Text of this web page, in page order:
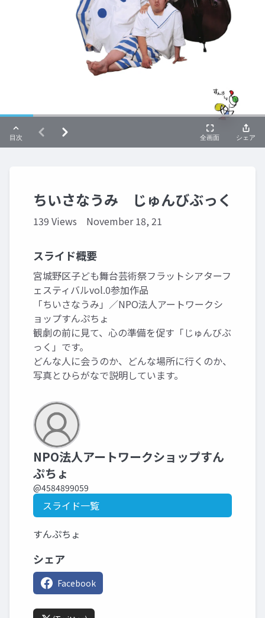
ちいさなうみ じゅんびぶっく
139 Views November 18, 21
スライド概要
宮城野区子ども舞台芸術祭フラットシアターフ
ェスティバルvol.0参加作品
「ちいさなうみ」／NPO法人アートワークシ
ョップすんぷちょ
観劇の前に見て、心の準備を促す「じゅんびぶ
っく」です。
どんな人に会うのか、どんな場所に行くのか、
写真とひらがなで説明しています。
NPO法人アートワークショップすん
ぷちょ
@4584899059
スライド一覧
すんぷちょ
シェア
Facebook